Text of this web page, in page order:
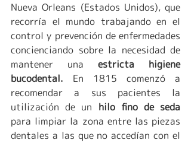
Nueva Orleans (Estados Unidos), que
recorría el mundo trabajando en el
control y prevención de enfermedades
concienciando sobre la necesidad de
mantener una estricta higiene
bucodental. En 1815 comenzó a
recomendar a sus pacientes la
utilización de un hilo fino de seda
para limpiar la zona entre las piezas
dentales a las que no accedían con el